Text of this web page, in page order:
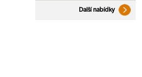
Další nabídky